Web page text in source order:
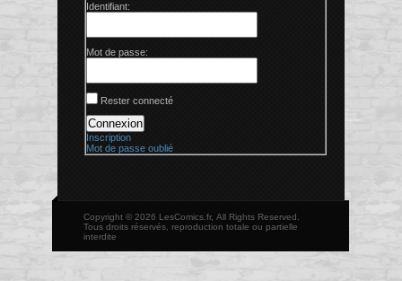
Identifiant:
Mot de passe:
Rester connecté
Connexion
Inscription
Mot de passe oublié
Copyright © 2026 LesComics.fr, All Rights Reserved.
Tous droits réservés, reproduction totale ou partielle
interdite